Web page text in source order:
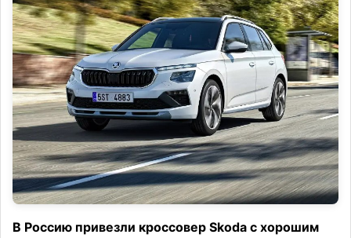
В Россию привезли кроссовер Skoda с хорошим